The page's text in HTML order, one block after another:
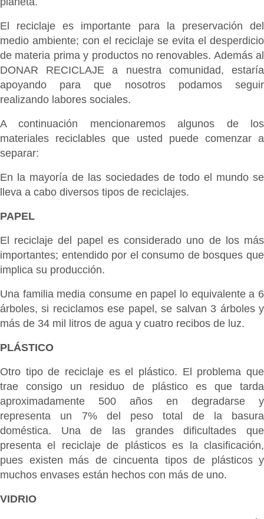
El reciclaje es importante para la preservación del
medio ambiente; con el reciclaje se evita el desperdicio
de materia prima y productos no renovables. Además al
DONAR RECICLAJE a nuestra comunidad, estaría
apoyando para que nosotros podamos seguir
realizando labores sociales.
A continuación mencionaremos algunos de los
materiales reciclables que usted puede comenzar a
separar:
En la mayoría de las sociedades de todo el mundo se
lleva a cabo diversos tipos de reciclajes.
PAPEL
El reciclaje del papel es considerado uno de los más
importantes; entendido por el consumo de bosques que
implica su producción.
Una familia media consume en papel lo equivalente a 6
árboles, si reciclamos ese papel, se salvan 3 árboles y
más de 34 mil litros de agua y cuatro recibos de luz.
PLÁSTICO
Otro tipo de reciclaje es el plástico. El problema que
trae consigo un residuo de plástico es que tarda
aproximadamente 500 años en degradarse y
representa un 7% del peso total de la basura
doméstica. Una de las grandes dificultades que
presenta el reciclaje de plásticos es la clasificación,
pues existen más de cincuenta tipos de plásticos y
muchos envases están hechos con más de uno.
VIDRIO